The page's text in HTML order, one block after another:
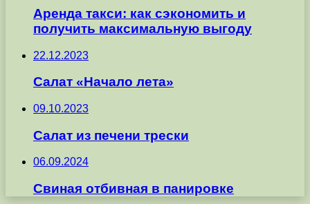
Аренда такси: как сэкономить и
получить максимальную выгоду
22.12.2023
Салат «Начало лета»
09.10.2023
Салат из печени трески
06.09.2024
Свиная отбивная в панировке